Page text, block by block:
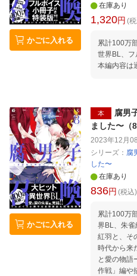
かごに入れる
在庫あり
1,320円 (
累計100万
世界BL、
本編内容は
かごに入れる
本
腐男
ました〜（8
2023年12月
シリーズ： 腐
した〜
在庫あり
836円 (税込)
累計100万
界BL、朱雀
紅羽と、そ
時代から来
と愛の物語
作戦」編や